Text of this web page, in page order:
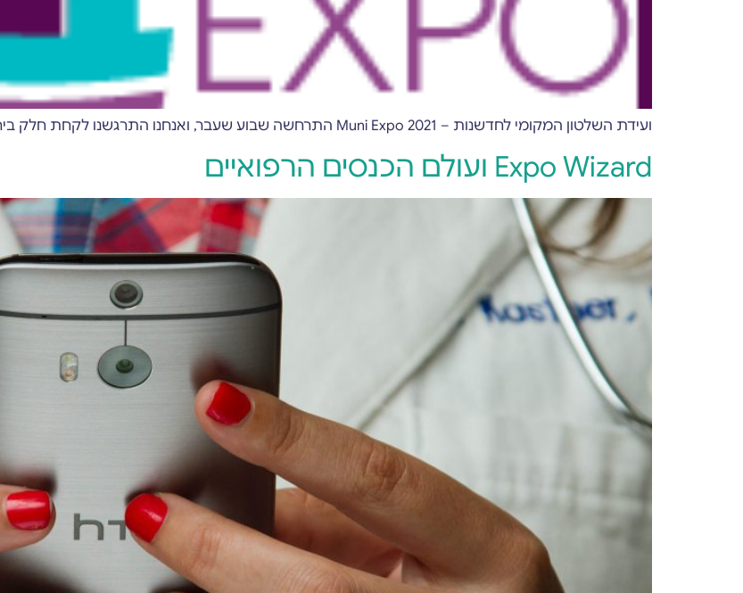
ועידת השלטון המקומי לחדשנות – Muni Expo 2021 התרחשה שבוע שעבר, ואנחנו התרגשנו לקחת חלק ביריד!
Expo Wizard ועולם הכנסים הרפואיים